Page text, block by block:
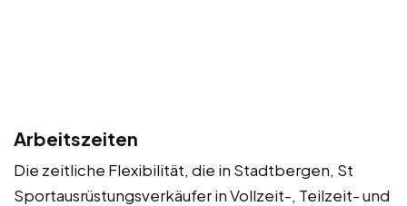
Arbeitszeiten
Die zeitliche Flexibilität, die in Stadtbergen, St
Sportausrüstungsverkäufer in Vollzeit-, Teilzeit- und